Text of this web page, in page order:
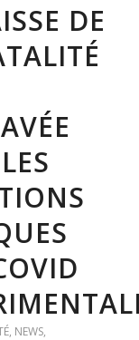
DE
, NEWS,